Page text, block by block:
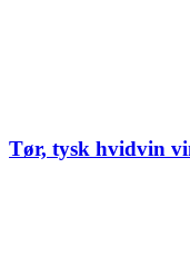
Tør, tysk hvidvin